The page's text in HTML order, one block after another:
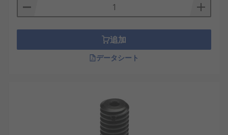
追加
データシート